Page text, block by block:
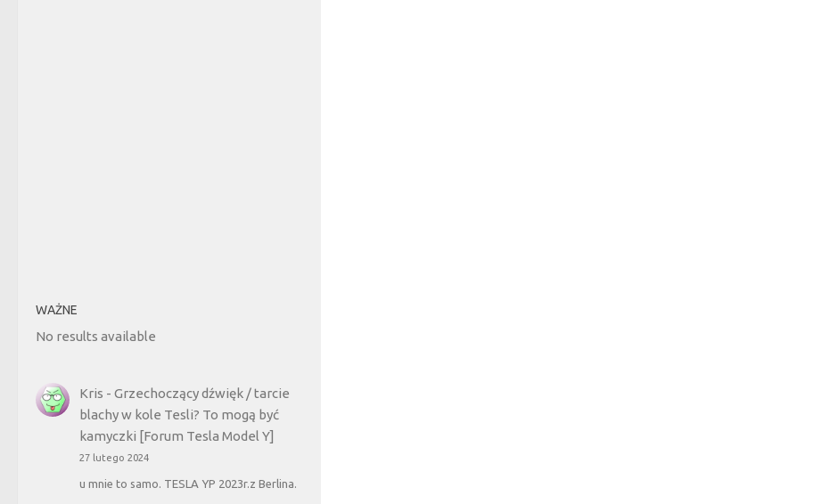
WAŻNE
No results available
Kris - Grzechoczący dźwięk / tarcie
blachy w kole Tesli? To mogą być
kamyczki [Forum Tesla Model Y]
27 lutego 2024
u mnie to samo. TESLA YP 2023r.z Berlina.